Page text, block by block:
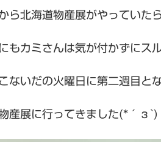
ら北海道物産展がやっていた
もカミさんは気が付かずにス
ないだの火曜日に第二週目と
産展に行ってきました(*´з`)